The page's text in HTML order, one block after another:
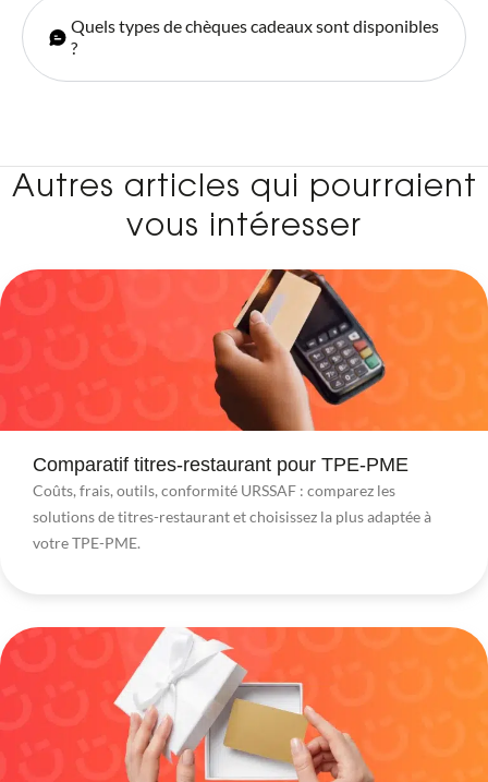
Quels types de chèques cadeaux sont disponibles
?
Autres articles qui pourraient
vous intéresser
Comparatif titres-restaurant pour TPE-PME
Coûts, frais, outils, conformité URSSAF : comparez les
solutions de titres-restaurant et choisissez la plus adaptée à
votre TPE-PME.